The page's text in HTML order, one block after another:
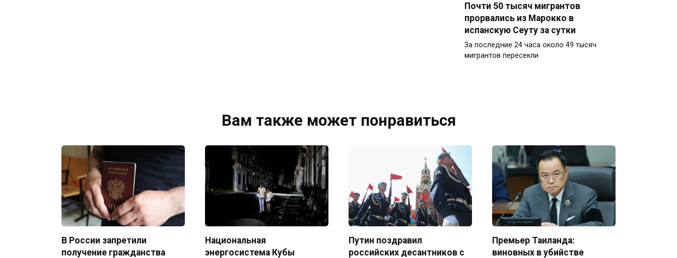
Почти 50 тысяч мигрантов
прорвались из Марокко в
испанскую Сеуту за сутки
За последние 24 часа около 49 тысяч
мигрантов пересекли
Вам также может понравиться
В России запретили
получение гражданства
Национальная
энергосистема Кубы
Путин поздравил
российских десантников с
Премьер Таиланда:
виновных в убийстве